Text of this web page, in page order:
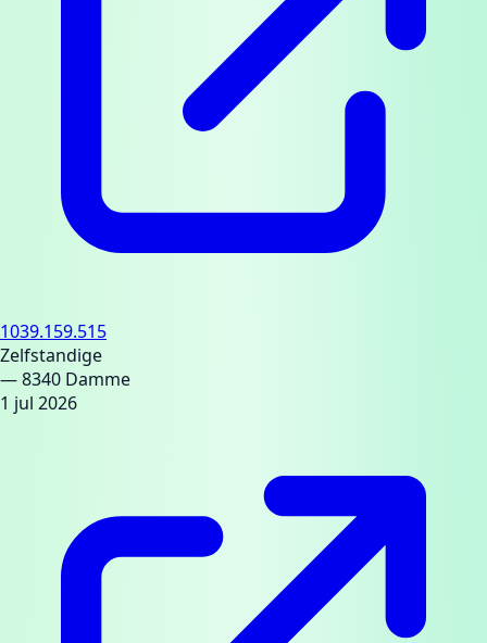
1039.159.515
Zelfstandige
— 8340 Damme
1 jul 2026